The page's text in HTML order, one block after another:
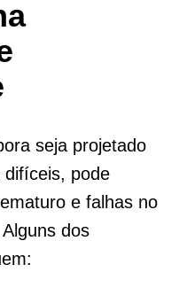
seja projetado
pode
e falhas no
dos